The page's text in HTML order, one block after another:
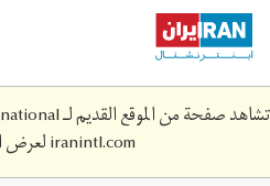
Skip
main
content
تشاهد صفحة من الموقع القديم لـ Iran International لم تعد محدثة. قم بزيارة
iranintl.comلعرض